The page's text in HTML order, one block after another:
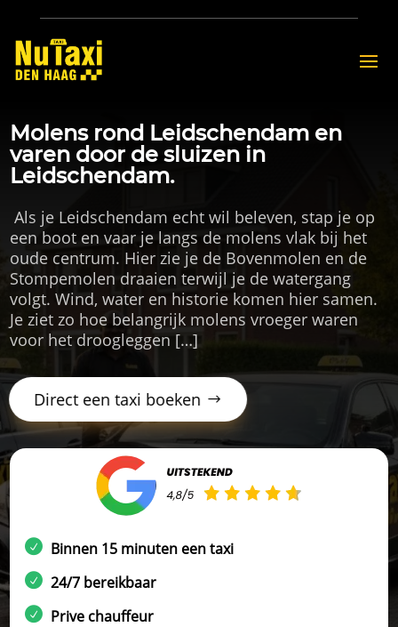
Molens rond Leidschendam en
varen door de sluizen in
Leidschendam.
​ Als je Leidschendam echt wil beleven, stap je op
een boot en vaar je langs de molens vlak bij het
oude centrum.​ Hier zie je de Bovenmolen en de
Stompemolen draaien terwijl je de watergang
volgt.​ Wind, water en historie komen hier samen.​
Je ziet zo hoe belangrijk molens vroeger waren
voor het droogleggen […]
Direct een taxi boeken
Binnen 15 minuten een taxi
24/7 bereikbaar
Prive chauffeur